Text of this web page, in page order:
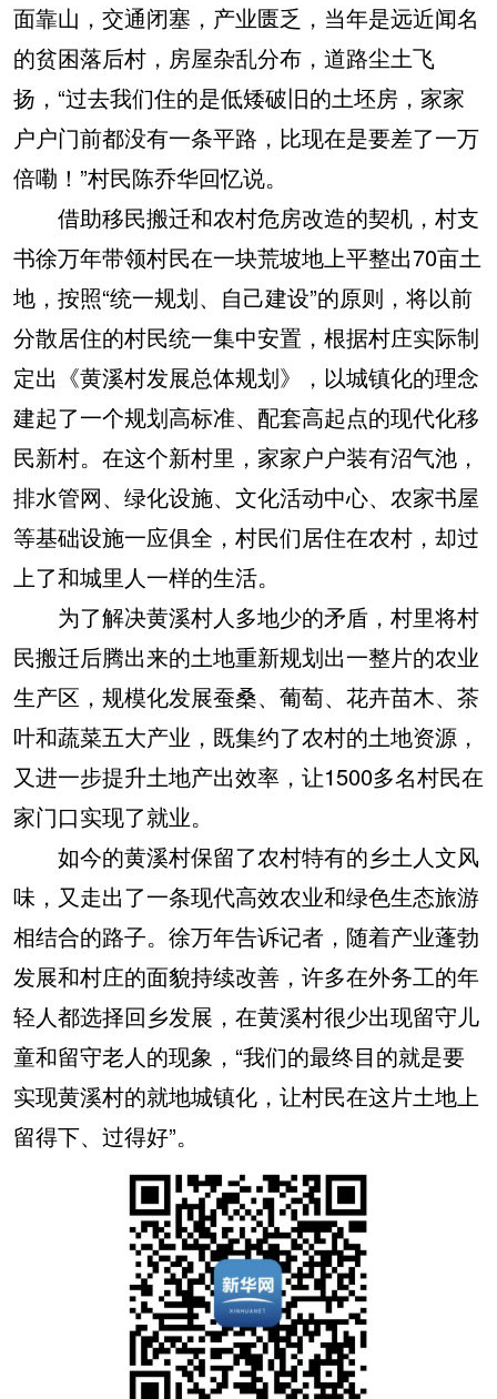
面靠山，交通闭塞，产业匮乏，当年是远近闻名
的贫困落后村，房屋杂乱分布，道路尘土飞
扬，“过去我们住的是低矮破旧的土坯房，家家
户户门前都没有一条平路，比现在是要差了一万
倍嘞！”村民陈乔华回忆说。
借助移民搬迁和农村危房改造的契机，村支
书徐万年带领村民在一块荒坡地上平整出70亩土
地，按照“统一规划、自己建设”的原则，将以前
分散居住的村民统一集中安置，根据村庄实际制
定出《黄溪村发展总体规划》，以城镇化的理念
建起了一个规划高标准、配套高起点的现代化移
民新村。在这个新村里，家家户户装有沼气池，
排水管网、绿化设施、文化活动中心、农家书屋
等基础设施一应俱全，村民们居住在农村，却过
上了和城里人一样的生活。
为了解决黄溪村人多地少的矛盾，村里将村
民搬迁后腾出来的土地重新规划出一整片的农业
生产区，规模化发展蚕桑、葡萄、花卉苗木、茶
叶和蔬菜五大产业，既集约了农村的土地资源，
又进一步提升土地产出效率，让1500多名村民在
家门口实现了就业。
如今的黄溪村保留了农村特有的乡土人文风
味，又走出了一条现代高效农业和绿色生态旅游
相结合的路子。徐万年告诉记者，随着产业蓬勃
发展和村庄的面貌持续改善，许多在外务工的年
轻人都选择回乡发展，在黄溪村很少出现留守儿
童和留守老人的现象，“我们的最终目的就是要
实现黄溪村的就地城镇化，让村民在这片土地上
留得下、过得好”。